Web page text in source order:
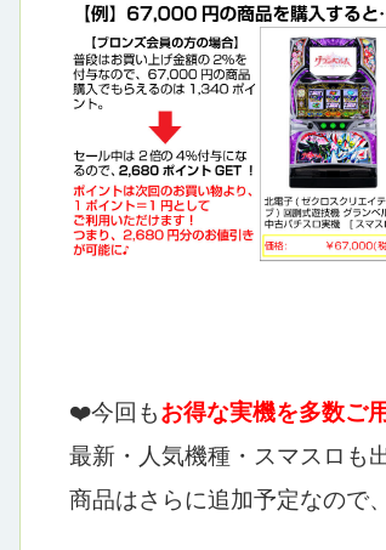
❤️今回もお得な実機を多数ご
最新・人気機種・スマスロも
商品はさらに追加予定なので